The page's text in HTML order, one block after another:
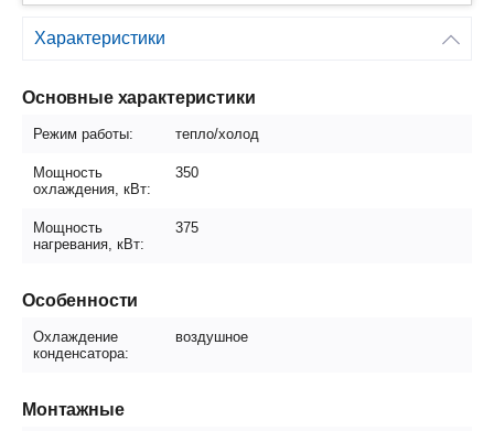
Характеристики
Основные характеристики
Режим работы: тепло/холод
Мощность
охлаждения, кВт:
350
Мощность
нагревания, кВт:
375
Особенности
Охлаждение
конденсатора:
воздушное
Монтажные